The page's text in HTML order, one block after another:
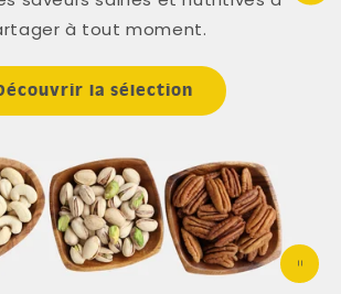
à tout moment.
la sélection